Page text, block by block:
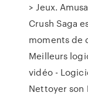
> Jeux.
Crush Saga
moments de
Meilleurs
vidéo -
Nettoyer son